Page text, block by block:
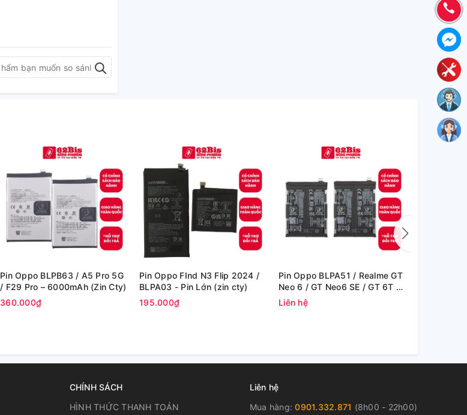
Pin Oppo BLPB63 / A5 Pro 5G
/ F29 Pro – 6000mAh (Zin Cty)
360.000₫
Pin Oppo FInd N3 Flip 2024 /
BLPA03 - Pin Lớn (zin cty)
195.000₫
Pin Oppo BLPA51 / Realme GT
Neo 6 / GT Neo6 SE / GT 6T -
5500mAh (Zin Cty)
Liên hệ
CHÍNH SÁCH
HÌNH THỨC THANH TOÁN
Liên hệ
Mua hàng:0901.332.871 (8h00 - 22h00)